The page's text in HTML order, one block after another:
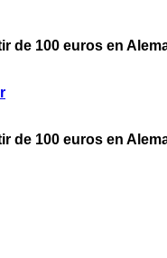
de 100 euros en
de 100 euros en